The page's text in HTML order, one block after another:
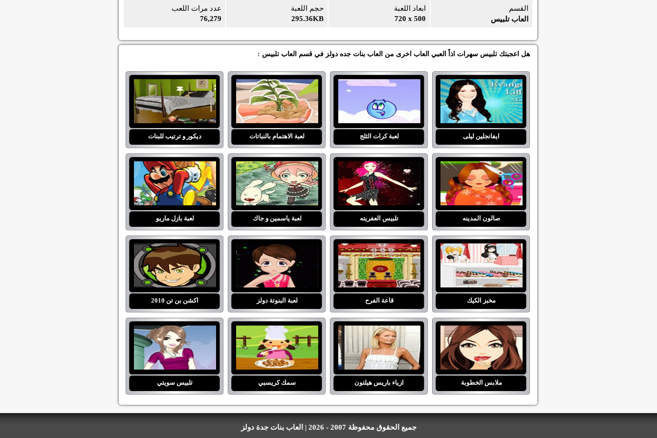
عدد مرات اللعب
76,279
حجم اللعبة
295.36KB
ابعاد اللعبة
720 x 500
القسم
العاب تلبيس
هل اعجبتك تلبيس سهرات اذاً العبي العاب اخرى من العاب بنات جده دولز في قسم العاب تلبيس :
ايفانجلين ليلى لعبة كرات الثلج لعبة الاهتمام بالنباتات ديكور و ترتيب للبنات
صالون المدينه تلبيس العفريته لعبة ياسمين و جاك لعبة بازل ماريو
مخبز الكيك قاعة الفرح لعبة البنوتة دولز اكشن بن تن 2010
ملابس الخطوبة ازياء باريس هيلتون سمك كريسبي تلبيس سويتي
جميع الحقوق محفوظة 2007 - 2026 | العاب بنات جدة دولز